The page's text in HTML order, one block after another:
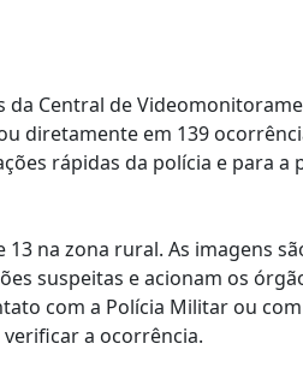
Central de
diretamente em 139
rápidas da polícia e para a
na zona rural. As imagens
suspeitas e acionam os
com a Polícia Militar ou
a ocorrência.